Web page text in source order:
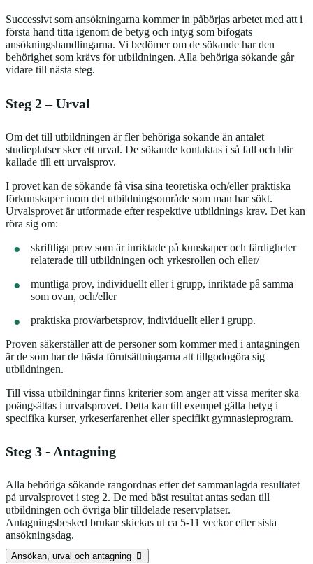
Successivt som ansökningarna kommer in påbörjas arbetet med att i
första hand titta igenom de betyg och intyg som bifogats
ansökningshandlingarna. Vi bedömer om de sökande har den
behörighet som krävs för utbildningen. Alla behöriga sökande går
vidare till nästa steg.
Steg 2 – Urval
Om det till utbildningen är fler behöriga sökande än antalet
studieplatser sker ett urval. De sökande kontaktas i så fall och blir
kallade till ett urvalsprov.
I provet kan de sökande få visa sina teoretiska och/eller praktiska
förkunskaper inom det utbildningsområde som man har sökt.
Urvalsprovet är utformade efter respektive utbildnings krav. Det kan
röra sig om:
skriftliga prov som är inriktade på kunskaper och färdigheter
relaterade till utbildningen och yrkesrollen och eller/
muntliga prov, individuellt eller i grupp, inriktade på samma
som ovan, och/eller
praktiska prov/arbetsprov, individuellt eller i grupp.
Proven säkerställer att de personer som kommer med i antagningen
är de som har de bästa förutsättningarna att tillgodogöra sig
utbildningen.
Till vissa utbildningar finns kriterier som anger att vissa meriter ska
poängsättas i urvalsprovet. Detta kan till exempel gälla betyg i
specifika kurser, yrkeserfarenhet eller specifikt gymnasieprogram.
Steg 3 - Antagning
Alla behöriga sökande rangordnas efter det sammanlagda resultatet
på urvalsprovet i steg 2. De med bäst resultat antas sedan till
utbildningen och övriga blir tilldelade reservplatser.
Antagningsbesked brukar skickas ut ca 5-11 veckor efter sista
ansökningsdag.
Ansökan, urval och antagning